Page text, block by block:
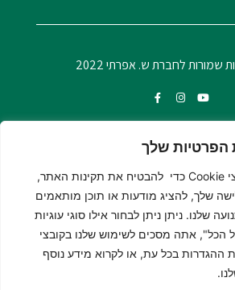
הפרטיות שלך
אנו משתמשים בקובצי Cookie כדי להבטיח את תקינות האתר,
שלך, להציג מודעות או תוכן מותאמים
שלנו. ניתן ניתן לבחור אילו סוגי עוגיות
הכל", אתה מסכים לשימוש שלנו בקובצי
ההגדרות בכל עת, או לקרוא מידע נוסף
שמורות לחברת ש. אפרתי 2022
שמורות לחברת ש. אפרתי 2022